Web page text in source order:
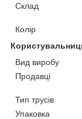
Склад
Колір
Вид виробу
Продавці
Тип трусів
Упаковка